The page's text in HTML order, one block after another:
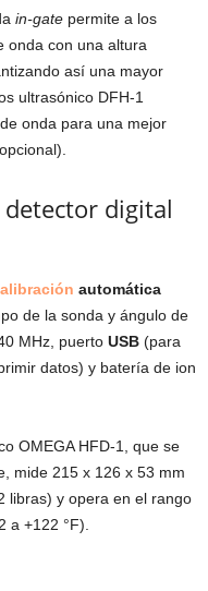
in-gate permite a los
onda con una altura
así una mayor
ultrasónico DFH-1
onda para una mejor
digital
automática
de la sonda y ángulo de
MHz, puerto USB (para
datos) y batería de ion
OMEGA HFD-1, que se
mide 215 x 126 x 53 mm
libras) y opera en el rango
a +122 °F).